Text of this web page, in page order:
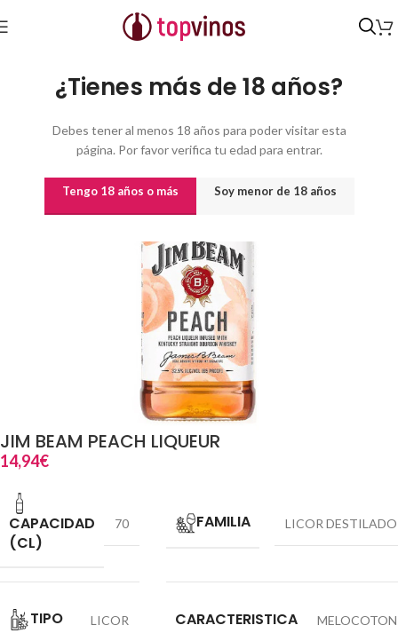
¿Tienes más de 18 años?
Debes tener al menos 18 años para poder visitar esta
página. Por favor verifica tu edad para entrar.
Tengo 18 años o más Soy menor de 18 años
Inicio Destilados y licores
JIM BEAM PEACH LIQUEUR
14,94€
CAPACIDAD
(CL)
70 FAMILIA LICOR DESTILADO
TIPO LICOR CARACTERISTICA MELOCOTON